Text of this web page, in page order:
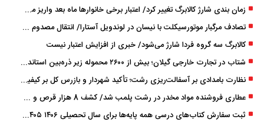
زمان ‌بندی شارژ کالابرگ تغییر کرد/ اعتبار برخی خانوارها ماه بعد واریز می‌شود
تصادف مرگبار موتورسیکلت با نیسان در لوندویل آستارا/ انتقال مصدوم با اورژانس هوایی به رشت
کالابرگ سه گروه فردا شارژ می‌شود/ خبری از افزایش اعتبار نیست
شتاب در تجارت خارجی گیلان؛ بیش از ۲۶۰۰ محموله زیر ذره‌بین استاندارد
نظارت بامدادی بر آسفالت‌ریزی رشت؛ تأکید شهردار و بازرس کل بر کیفیت اجرای پروژه‌ها
عطاری فروشنده مواد مخدر در رشت پلمب شد/ کشف 8 هزار قرص و 50 لیتر شربت توهم ‌زا
ثبت سفارش کتاب‌های درسی همه پایه‌ها برای سال تحصیلی ۱۴۰۶ ۱۴۰۵ فعال شد